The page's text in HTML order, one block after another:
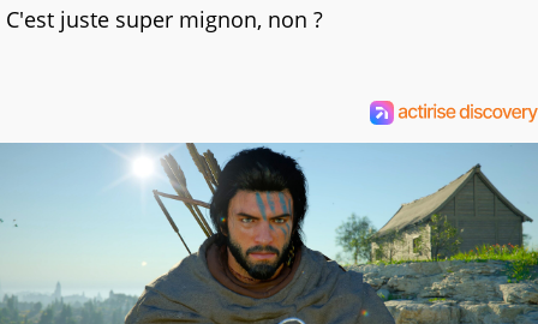
C'est juste super mignon, non ?